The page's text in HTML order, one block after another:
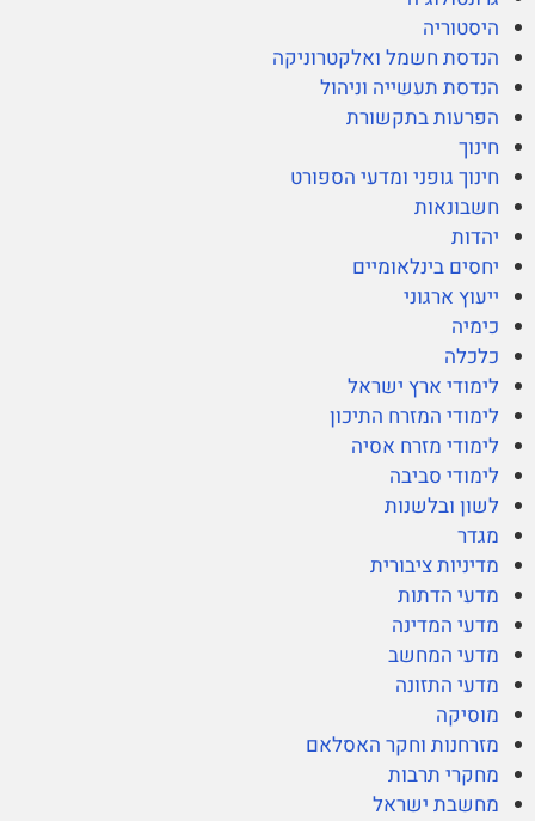
היסטוריה
הנדסת חשמל ואלקטרוניקה
הנדסת תעשייה וניהול
הפרעות בתקשורת
חינוך
חינוך גופני ומדעי הספורט
חשבונאות
יהדות
יחסים בינלאומיים
ייעוץ ארגוני
כימיה
כלכלה
לימודי ארץ ישראל
לימודי המזרח התיכון
לימודי מזרח אסיה
לימודי סביבה
לשון ובלשנות
מגדר
מדיניות ציבורית
מדעי הדתות
מדעי המדינה
מדעי המחשב
מדעי התזונה
מוסיקה
מזרחנות וחקר האסלאם
מחקרי תרבות
מחשבת ישראל